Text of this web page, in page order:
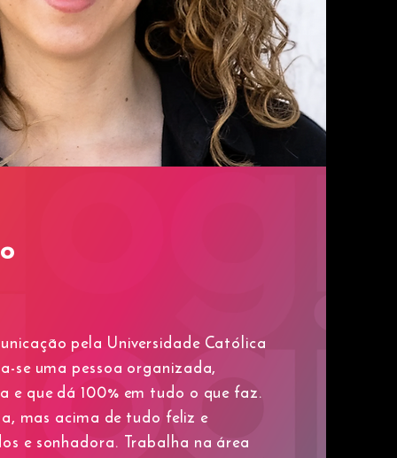
pela Universidade Católica
se uma pessoa organizada,
e que dá 100% em tudo o que faz.
mas acima de tudo feliz e
e sonhadora. Trabalha na área